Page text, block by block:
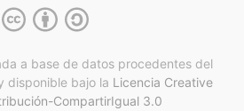
a base de datos procedentes del
disponible bajo la Licencia Creative
CompartirIgual 3.0